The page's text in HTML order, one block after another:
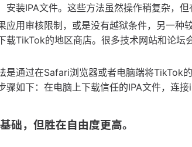
安装IPA文件。这些方法虽然操作稍复杂，
应用审核限制，或是没有越狱条件，另一种
载TikTok的地区商店。很多技术网站和论
是通过在Safari浏览器或者电脑端将TikTok
骤如下：在电脑上下载信任的IPA文件，连
础，但胜在自由度更高。